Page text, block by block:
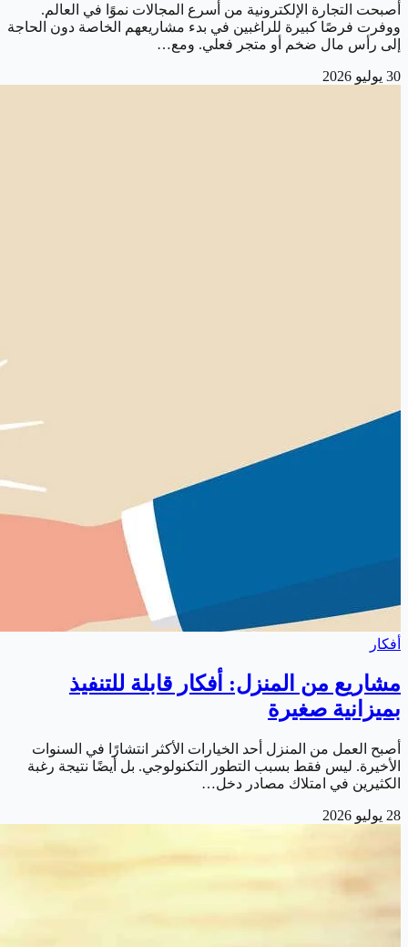
أصبحت التجارة الإلكترونية من أسرع المجالات نموًا في العالم.
ووفرت فرصًا كبيرة للراغبين في بدء مشاريعهم الخاصة دون الحاجة
إلى رأس مال ضخم أو متجر فعلي. ومع…
30 يوليو 2026
أفكار
مشاريع من المنزل: أفكار قابلة للتنفيذ
بميزانية صغيرة
أصبح العمل من المنزل أحد الخيارات الأكثر انتشارًا في السنوات
الأخيرة. ليس فقط بسبب التطور التكنولوجي. بل أيضًا نتيجة رغبة
الكثيرين في امتلاك مصادر دخل…
28 يوليو 2026